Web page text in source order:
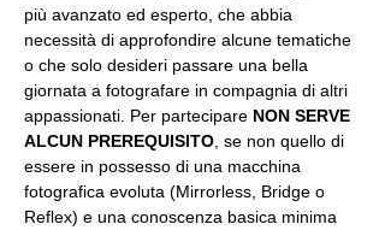
più avanzato ed esperto, che abbia
necessità di approfondire alcune tematiche
o che solo desideri passare una bella
giornata a fotografare in compagnia di altri
appassionati. Per partecipare NON SERVE
ALCUN PREREQUISITO , se non quello di
essere in possesso di una macchina
fotografica evoluta (Mirrorless, Bridge o
Reflex) e una conoscenza basica minima